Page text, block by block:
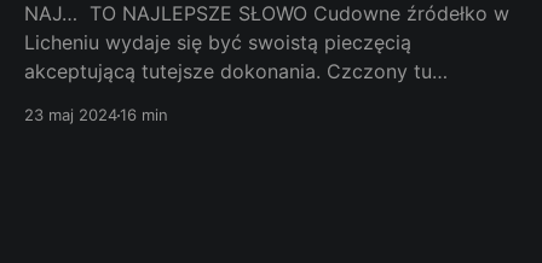
NAJ… TO NAJLEPSZE SŁOWO Cudowne źródełko w
Licheniu wydaje się być swoistą pieczęcią
akceptującą tutejsze dokonania. Czczony tu
pięknej polskiej historii z białym orłem w tle a
23 maj 202416 min